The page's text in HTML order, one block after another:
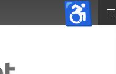
≡
♿